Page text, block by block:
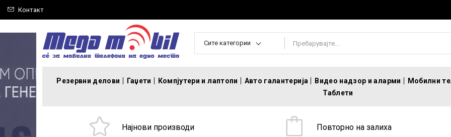
Контакт
Сите категории
Резервни делови Гаџети Компјутери и лаптопи Авто галантерија Видео надзор и аларми Мобилни
Таблети
Најнови производи Повторно на залиха